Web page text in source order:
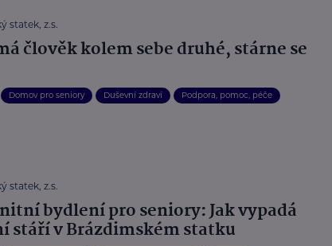
statek, z.s.
člověk kolem sebe druhé, stárne se
Domov pro seniory Duševní zdraví Podpora, pomoc, péče
statek, z.s.
bydlení pro seniory: Jak vypadá
stáří v Brázdimském statku